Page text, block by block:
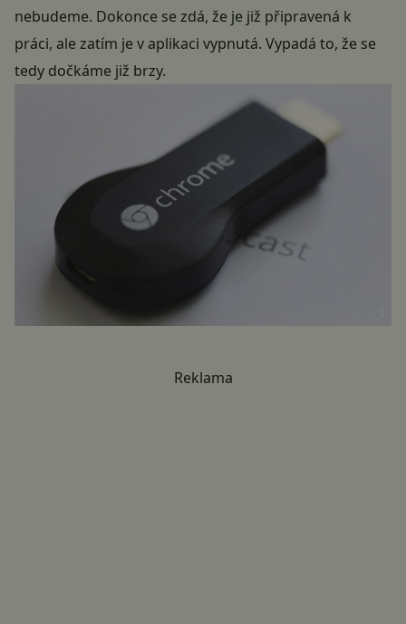
nebudeme. Dokonce se zdá, že je již připravená k
práci, ale zatím je v aplikaci vypnutá. Vypadá to, že se
tedy dočkáme již brzy.
Reklama